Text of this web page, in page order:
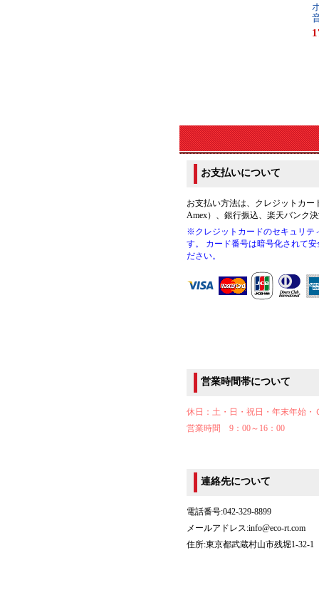
お支払いについて
お支払い方法は、クレジットカー
Amex）、銀行振込、楽天バンク
※クレジットカードのセキュリテ
す。 カード番号は暗号化されて
ださい。
営業時間帯について
休日：土・日・祝日・年末年始・
営業時間 9：00～16：00
連絡先について
電話番号:042-329-8899
メールアドレス:info@eco-rt.com
住所:東京都武蔵村山市残堀1-32-1